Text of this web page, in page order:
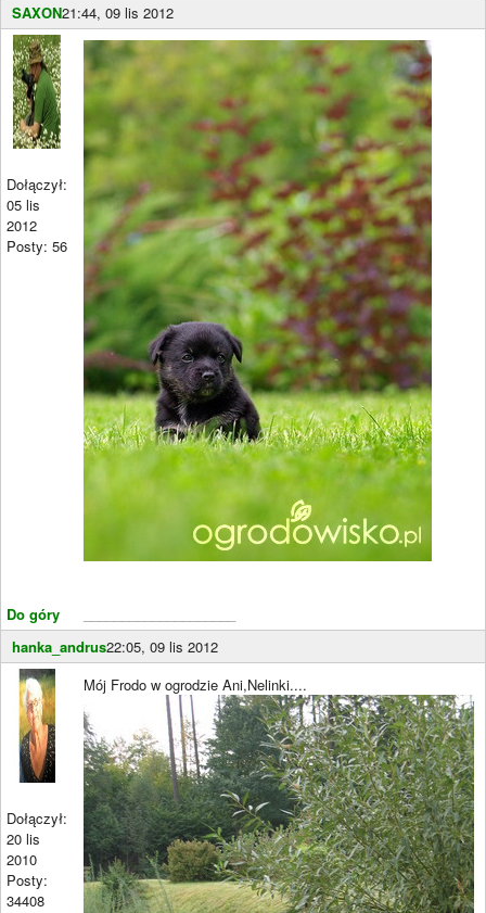
SAXON21:44, 09 lis 2012
Dołączył:
05 lis
2012
Posty: 56
Do góry
hanka_andrus22:05, 09 lis 2012
Dołączył:
20 lis
2010
Posty:
34408
Mój Frodo w ogrodzie Ani,Nelinki....